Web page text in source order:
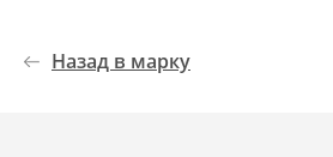
Назад в марку